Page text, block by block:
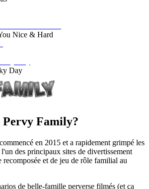
Nice & Hard
Day
Pervy Family?
en 2015 et a rapidement grimpé les
des principaux sites de divertissement
et de jeu de rôle familial au
de belle-famille perverse filmés (et ça